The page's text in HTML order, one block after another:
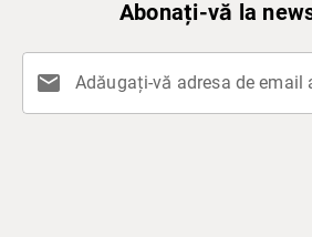
Abonați-vă la
mail Adăugați-vă adresa de email